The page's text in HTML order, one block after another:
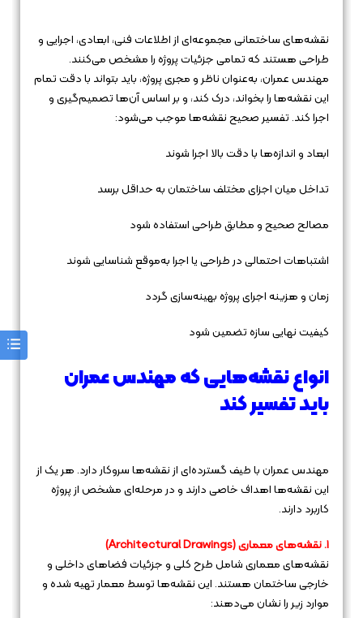
نقشه‌های ساختمانی مجموعه‌ای از اطلاعات فنی، ابعادی، اجرایی و
طراحی هستند که تمامی جزئیات پروژه را مشخص می‌کنند.
مهندس عمران، به‌عنوان ناظر و مجری پروژه، باید بتواند با دقت تمام
این نقشه‌ها را بخواند، درک کند، و بر اساس آن‌ها تصمیم‌گیری و
اجرا کند. تفسیر صحیح نقشه‌ها موجب می‌شود:
ابعاد و اندازه‌ها با دقت بالا اجرا شوند
تداخل میان اجزای مختلف ساختمان به حداقل برسد
مصالح صحیح و مطابق طراحی استفاده شود
اشتباهات احتمالی در طراحی یا اجرا به‌موقع شناسایی شوند
زمان و هزینه اجرای پروژه بهینه‌سازی گردد
کیفیت نهایی سازه تضمین شود
انواع نقشه‌هایی که مهندس عمران
باید تفسیر کند
مهندس عمران با طیف گسترده‌ای از نقشه‌ها سروکار دارد. هر یک از
این نقشه‌ها اهداف خاصی دارند و در مرحله‌ای مشخص از پروژه
کاربرد دارند.
1. نقشه‌های معماری (Architectural Drawings)
نقشه‌های معماری شامل طرح کلی و جزئیات فضاهای داخلی و
خارجی ساختمان هستند. این نقشه‌ها توسط معمار تهیه شده و
موارد زیر را نشان می‌دهند: